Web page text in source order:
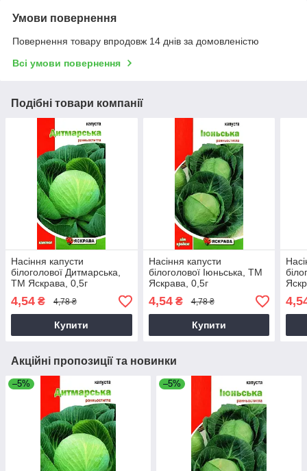
Умови повернення
Повернення товару впродовж 14 днів за домовленістю
Всі умови повернення
Подібні товари компанії
Насіння капусти
білоголової Дитмарська,
ТМ Яскрава, 0,5г
4,54 ₴ 4,78 ₴
Купити
Насіння капусти
білоголової Іюньська, ТМ
Яскрава, 0,5г
4,54₴ 4,78 ₴
Купити
Акційні пропозиції та новинки
–5% –5%